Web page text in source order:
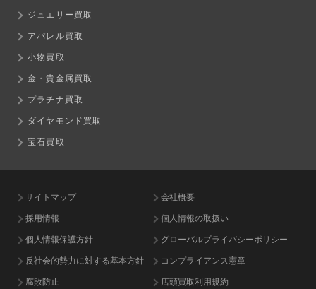
ジュエリー買取
アパレル買取
小物買取
金・貴金属買取
プラチナ買取
ダイヤモンド買取
宝石買取
サイトマップ 会社概要
採用情報 個人情報の取扱い
個人情報保護方針 グローバルプライバシーポリシー
反社会的勢力に対する基本方針 コンプライアンス憲章
腐敗防止 店頭買取利用規約